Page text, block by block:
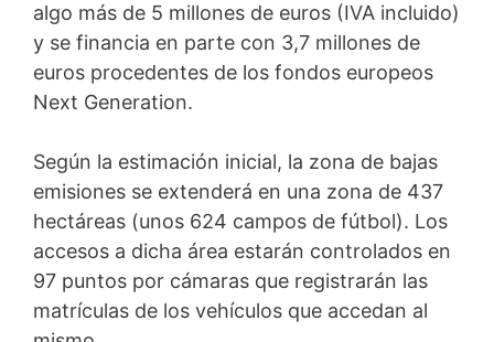
algo más de 5 millones de euros (IVA incluido)
y se financia en parte con 3,7 millones de
euros procedentes de los fondos europeos
Next Generation.
Según la estimación inicial, la zona de bajas
emisiones se extenderá en una zona de 437
hectáreas (unos 624 campos de fútbol). Los
accesos a dicha área estarán controlados en
97 puntos por cámaras que registrarán las
matrículas de los vehículos que accedan al